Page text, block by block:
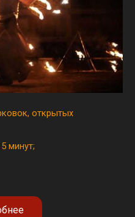
открытых
минут;